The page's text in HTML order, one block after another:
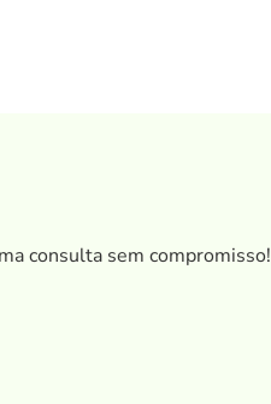
consulta sem compromisso!